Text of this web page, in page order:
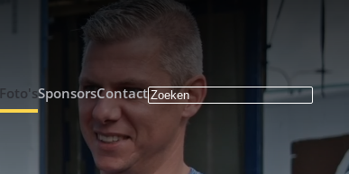
Foto'sSponsorsContact